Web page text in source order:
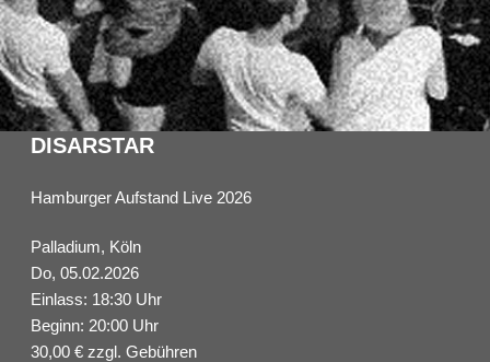
DISARSTAR
Hamburger Aufstand Live 2026
Palladium, Köln
Do, 05.02.2026
Einlass: 18:30 Uhr
Beginn: 20:00 Uhr
30,00 € zzgl. Gebühren